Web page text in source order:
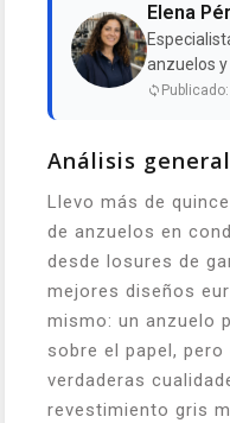
Elena
anzuelos
Análisis
Llevo más de
de anzuelos en
desde losures de
mejores diseños
mismo: un anzuelo
sobre el papel,
verdaderas
revestimiento gris